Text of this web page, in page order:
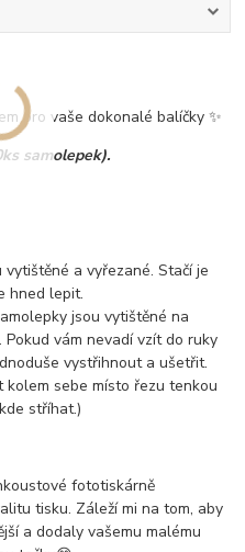
pro vaše dokonalé balíčky ✨
samolepek).
a vyřezané. Stačí je
hned lepit.
jsou vytištěné na
vám nevadí vzít do ruky
vystřihnout a ušetřit.
kolem sebe místo řezu tenkou
stříhat.)
fototiskárně
tisku. Záleží mi na tom, aby
a dodaly vašemu malému